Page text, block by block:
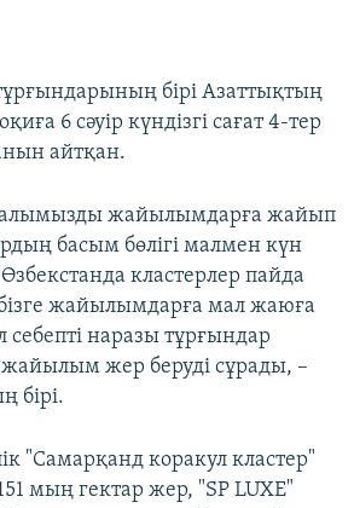
бірі Азаттықтың
6 сәуір күндізгі сағат 4-тер
айтқан.
жайылымдарға жайып
басым бөлігі малмен күн
кластерлер пайда
жайылымдарға мал жаюға
наразы тұрғындар
жайылым жер беруді сұрады, –
бірі.
"Самарқанд коракул кластер"
мың гектар жер, "SP LUXE"